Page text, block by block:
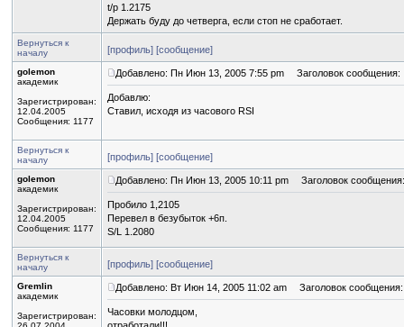
t/p 1.2175
Держать буду до четверга, если стоп не сработает.
Вернуться к
началу
[профиль] [сообщение]
golemon
академик
Зарегистрирован:
12.04.2005
Сообщения: 1177
Добавлено: Пн Июн 13, 2005 7:55 pm Заголовок сообщения:
Добавлю:
Ставил, исходя из часового RSI
Вернуться к
началу
[профиль] [сообщение]
golemon
академик
Зарегистрирован:
12.04.2005
Сообщения: 1177
Добавлено: Пн Июн 13, 2005 10:11 pm Заголовок сообщения:
Пробило 1,2105
Перевел в безубыток +6п.
S/L 1.2080
Вернуться к
началу
[профиль] [сообщение]
Gremlin
академик
Зарегистрирован:
Добавлено: Вт Июн 14, 2005 11:02 am Заголовок сообщения:
Часовки молодцом,